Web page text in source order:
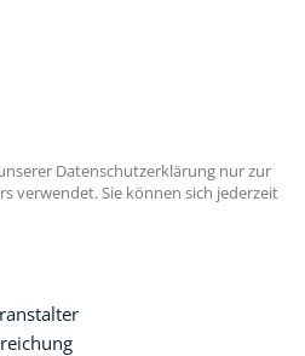
Datenschutzerklärung nur zur
verwendet. Sie können sich jederzeit